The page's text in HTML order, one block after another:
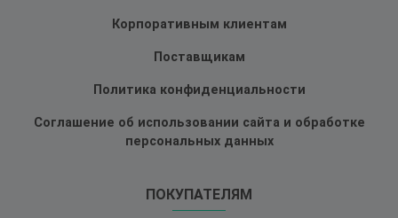
Корпоративным клиентам
Поставщикам
Политика конфиденциальности
Соглашение об использовании сайта и обработке
персональных данных
ПОКУПАТЕЛЯМ